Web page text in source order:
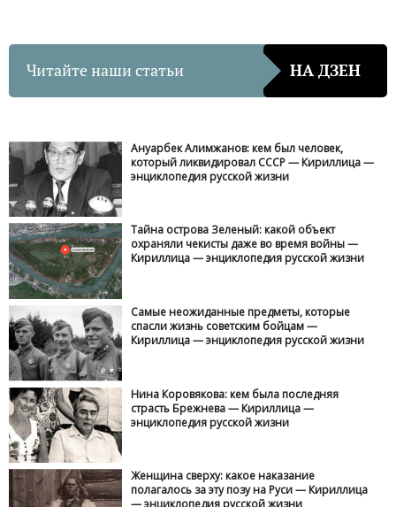
Читайте наши статьи НА ДЗЕН
Ануарбек Алимжанов: кем был человек,
который ликвидировал СССР — Кириллица —
энциклопедия русской жизни
Тайна острова Зеленый: какой объект
охраняли чекисты даже во время войны —
Кириллица — энциклопедия русской жизни
Самые неожиданные предметы, которые
спасли жизнь советским бойцам —
Кириллица — энциклопедия русской жизни
Нина Коровякова: кем была последняя
страсть Брежнева — Кириллица —
энциклопедия русской жизни
Женщина сверху: какое наказание
полагалось за эту позу на Руси — Кириллица